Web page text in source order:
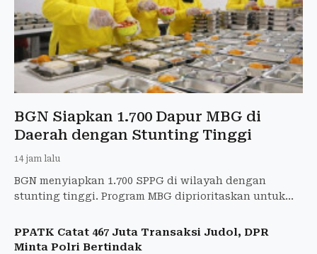
BGN Siapkan 1.700 Dapur MBG di
Daerah dengan Stunting Tinggi
14 jam lalu
BGN menyiapkan 1.700 SPPG di wilayah dengan
stunting tinggi. Program MBG diprioritaskan untuk
PPATK Catat 467 Juta Transaksi Judol, DPR
Minta Polri Bertindak